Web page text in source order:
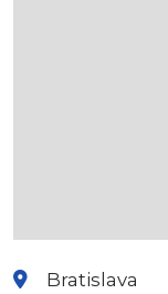
Bratislava